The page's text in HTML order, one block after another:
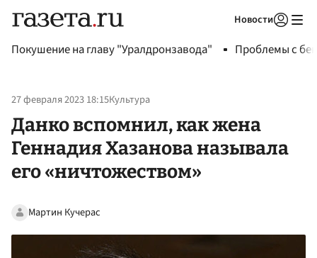
Новости
Покушение на главу "Уралдронзавода" Проблемы с
27 февраля 2023 18:15Культура
Данко вспомнил, как жена
Геннадия Хазанова называла
его «ничтожеством»
Мартин Кучерас